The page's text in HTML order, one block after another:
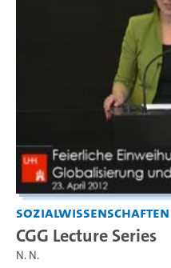
Sozialwissenschaften
CGG Lecture Series
N. N.